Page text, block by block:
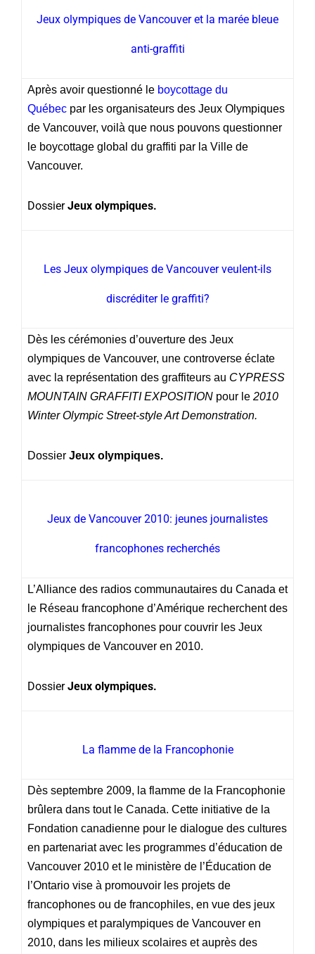
Jeux olympiques de Vancouver et la marée bleue
anti-graffiti
Après avoir questionné le boycottage du
Québec par les organisateurs des Jeux Olympiques
de Vancouver, voilà que nous pouvons questionner
le boycottage global du graffiti par la Ville de
Vancouver.
DossierJeux olympiques.
Les Jeux olympiques de Vancouver veulent-ils
discréditer le graffiti?
Dès les cérémonies d’ouverture des Jeux
olympiques de Vancouver, une controverse éclate
avec la représentation des graffiteurs au CYPRESS
MOUNTAIN GRAFFITI EXPOSITION pour le 2010
Winter Olympic Street-style ArtDemonstration.
Dossier Jeux olympiques.
Jeux de Vancouver 2010: jeunes journalistes
francophones recherchés
L’Alliance des radios communautaires du Canada et
le Réseau francophone d’Amérique recherchent des
journalistes francophones pour couvrir les Jeux
olympiques de Vancouver en 2010.
DossierJeux olympiques.
La flamme de la Francophonie
Dès septembre 2009, la flamme de la Francophonie
brûlera dans tout le Canada. Cette initiative de la
Fondation canadienne pour le dialogue des cultures
en partenariat avec les programmes d’éducation de
Vancouver 2010 et le ministère de l’Éducation de
l’Ontario vise à promouvoir les projets de
francophones ou de francophiles, en vue des jeux
olympiques et paralympiques de Vancouver en
2010, dans les milieux scolaires et auprès des